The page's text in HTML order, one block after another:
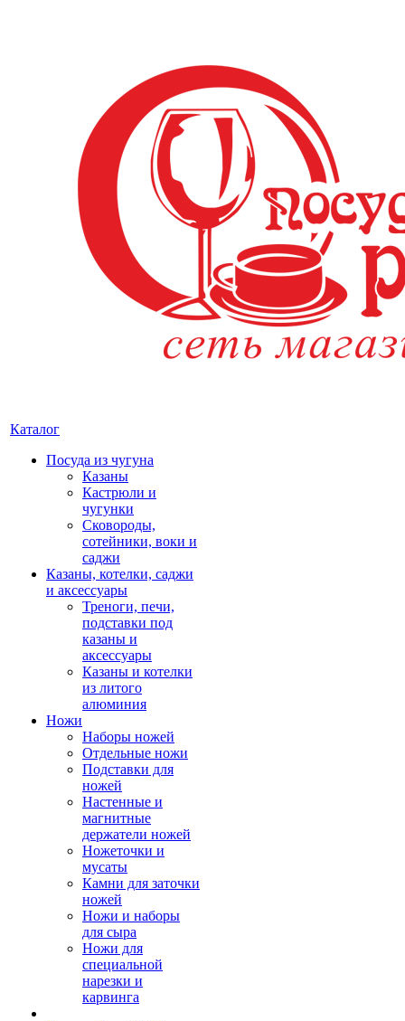
Каталог
Посуда из чугуна
Казаны
Кастрюли и
чугунки
Сковороды,
сотейники, воки и
саджи
Казаны, котелки, саджи
и аксессуары
Треноги, печи,
подставки под
казаны и
аксессуары
Казаны и котелки
из литого
алюминия
Ножи
Наборы ножей
Отдельные ножи
Подставки для
ножей
Настенные и
магнитные
держатели ножей
Ножеточки и
мусаты
Камни для заточки
ножей
Ножи и наборы
для сыра
Ножи для
специальной
нарезки и
карвинга